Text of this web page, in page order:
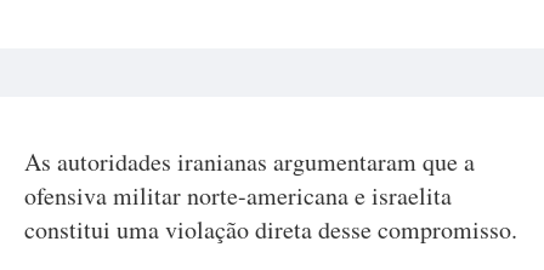
As autoridades iranianas argumentaram que a
ofensiva militar norte-americana e israelita
constitui uma violação direta desse compromisso.